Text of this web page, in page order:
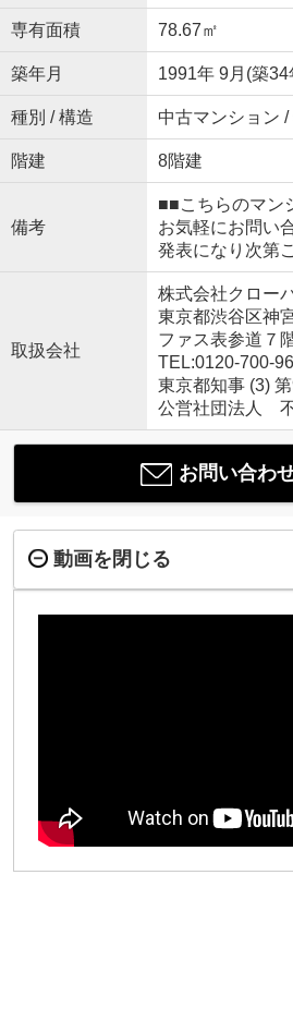
専有面積 78.67㎡
築年月 1991年 9月(築34
種別 / 構造 中古マンション
階建 8階建
備考
■■こちらのマン
お気軽にお問い
発表になり次第
取扱会社
株式会社クロー
東京都渋谷区神
ファス表参道７
TEL:0120-700-
東京都知事 (3)
公営社団法人
お問い合わ
動画を閉じる